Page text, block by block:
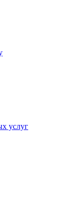
услуг